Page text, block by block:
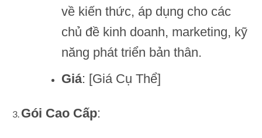
về kiến thức, áp dụng cho các
chủ đề kinh doanh, marketing, kỹ
năng phát triển bản thân.
Giá: [Giá Cụ Thể]
Gói Cao Cấp: